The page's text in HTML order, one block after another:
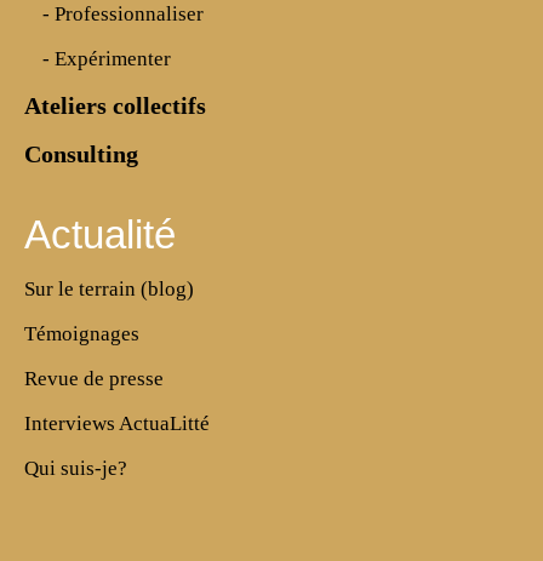
- Professionnaliser
- Expérimenter
Ateliers collectifs
Consulting
Actualité
Sur le terrain (blog)
Témoignages
Revue de presse
Interviews ActuaLitté
Qui suis-je?